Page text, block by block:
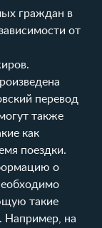
граждан в
от
перевод
также
как
поездки.
о
такие
Например, на